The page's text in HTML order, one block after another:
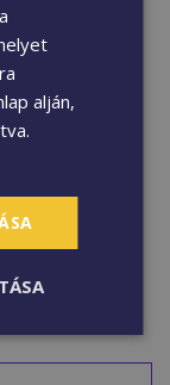
WPC
Ez
és hosszú
alján,